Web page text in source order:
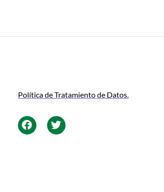
Política de Tratamiento de Datos.